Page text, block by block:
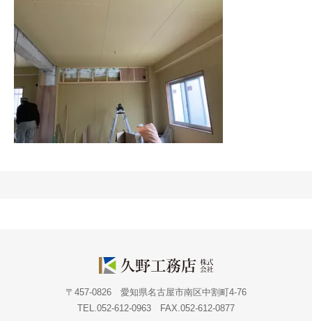
〒457-0826 愛知県名古屋市南区中割町4-76
TEL.052-612-0963 FAX.052-612-0877